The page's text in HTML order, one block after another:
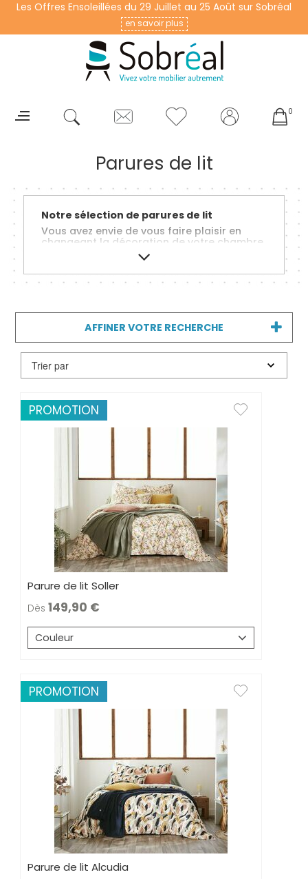
Les Offres Ensoleillées du 29 Juillet au 25 Août sur Sobréal
en savoir plus
0
Parures de lit
Notre sélection de parures de lit
Vous avez envie de vous faire plaisir en
changeant la décoration de votre chambre
? Pour ça rien de mieux que de commencer
par votre linge de lit. Acheter une parure
vous permet de ne pas vous tromper et
d'opter pour un ensemble harmonieux.
AFFINER VOTRE RECHERCHE
PROMOTION
Parure de lit Soller
Dès 149,90
Couleur
PROMOTION
Parure de lit Alcudia